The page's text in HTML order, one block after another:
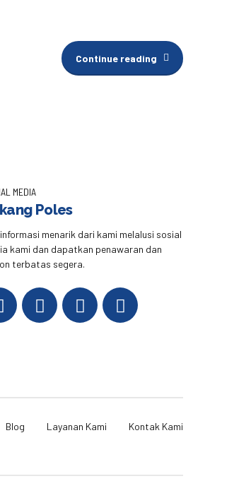
Continue reading
MEDIA
Poles
menarik dari kami melalusi sosial
kami dan dapatkan penawaran dan
terbatas segera.
Blog Layanan Kami Kontak Kami